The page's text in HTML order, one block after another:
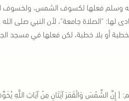
وسلم فعلها لكسوف الشمس، ولخسوف
لها: "الصلاة جامعة"، لأن النبي صلى
أو بلا خطبة، لكن فعلها في مسجد
[ إِنَّ الشَّمْسَ وَالْقَمَرَ آيَتَانِ مِنْ آيَاتِ اللَّهِ